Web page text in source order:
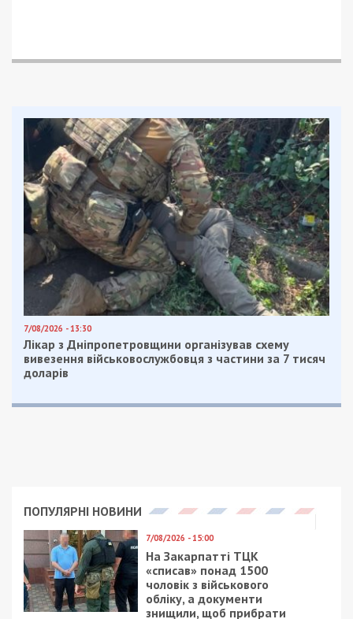
люди.
хлопчик. Ще троє людей зазнали травм різного
ступеня тяжкості.
Водія затримали та повідомили йому про
підозру за ч. 3 ст. 286 КК України.
Встановлено, що на момент аварії чоловік був
тверезим. Водночас із січня 2025 року його
десять разів притягували до адміністративної
відповідальності за порушення Правил
дорожнього руху, зокрема п’ять разів – за
перевищення швидкості.
Санкція інкримінованої статті передбачає до 10
років позбавлення волі з позбавленням права
керувати транспортними засобами на строк до
трьох років.
Нагадаємо, раніше ми повідомляли про те, що6
Facebook
Telegram
Twitter
Категории:Суспільство
Рекламні блоки дають нам змогу
залишатися незалежними ЗМІ, а вам -
отримувати найсвіжіші новини під ними.